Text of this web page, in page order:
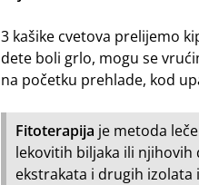
3 kašike cvetova prelijemo
dete boli grlo, mogu se
na početku prehlade, kod
Fitoterapija je metoda
lekovitih biljaka ili njihovih
ekstrakata i drugih izolata